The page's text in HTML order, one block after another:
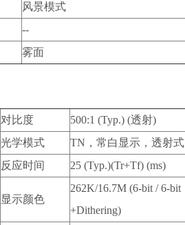
风景模式
--
雾面
对比度
500:1 (Typ.) (透射)
光学模式
TN，常白显示，透射式
反应时间 25 (Typ.)(Tr+Tf) (ms)
显示颜色
262K/16.7M (6-bit / 6-bit
+Dithering)